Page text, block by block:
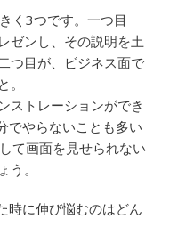
く3つです。一つ目
ゼンし、その説明を土
つ目が、ビジネス面で
ストレーションができ
でやらないことも多い
て画面を見せられない
。
時に伸び悩むのはどん